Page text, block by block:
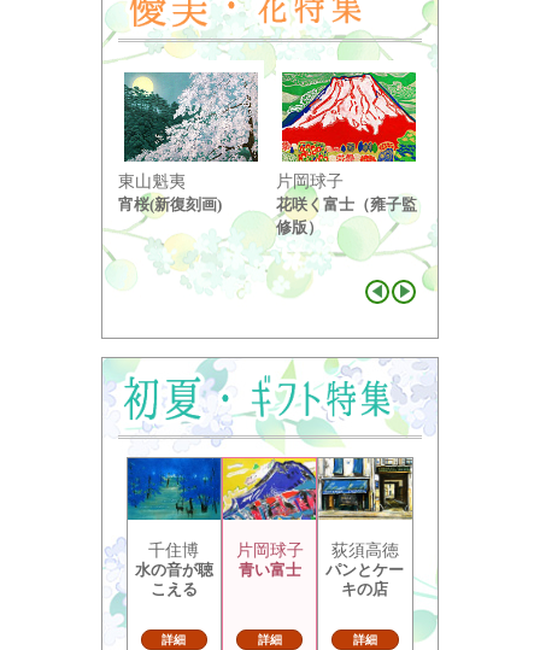
東山魁夷
宵桜(新復刻画)
片岡球子
花咲く富士（雍子監
修版）
千住博
水の音が聴
こえる
詳細
片岡球子
青い富士
詳細
荻須高徳
パンとケー
キの店
詳細